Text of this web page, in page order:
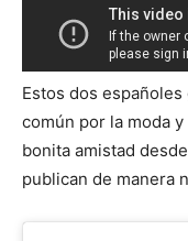
Estos dos
común por la moda
bonita amistad
publican de manera